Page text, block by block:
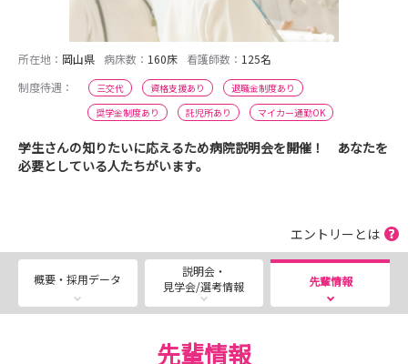
所在地： 岡山県 病床数： 160床 看護師数： 125名
制度待遇：
三交代 資格支援あり
退職金制度あり
奨学金制度あり
託児所あり マイカー通勤OK
学生さんの知りたいに応えるため病院説明会を開催！ あなたを
必要としている人たちがいます。
エントリーとは
概要・採用データ
説明会・
見学会/選考情報
先輩情報
先輩情報